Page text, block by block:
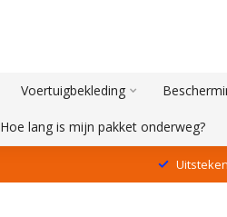
Voertuigbekleding
Hoe lang is mijn pakket onderweg?